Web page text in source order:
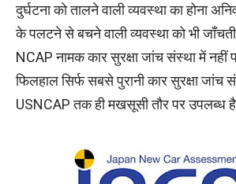
दुर्घटना को तालने वाली व्यवस्था का होना
के पलटने से बचने वाली व्यवस्था को भी
NCAP नामक कार सुरक्षा जांच संस्था में नहीं
फिलहाल सिर्फ सबसे पुरानी कार सुरक्षा जांच
USNCAP तक ही मखसूसी तौर पर उपलब्ध